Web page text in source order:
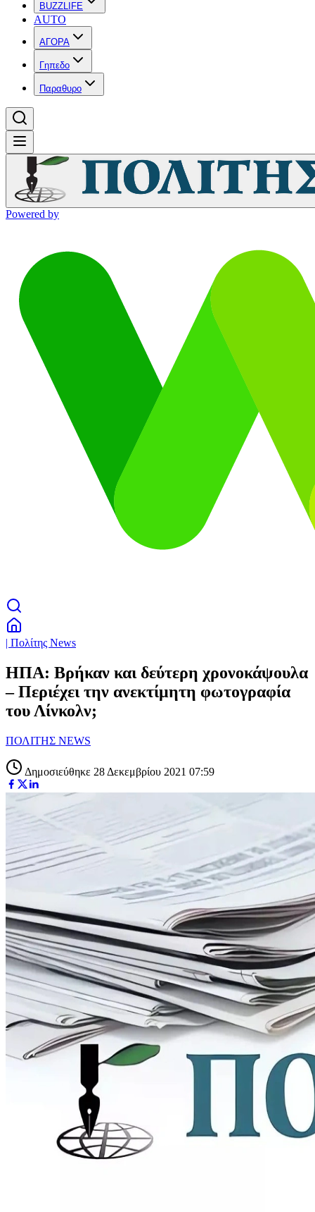
BUZZLIFE
AUTO
ΑΓΟΡΑ
Γηπεδο
Παραθυρο
Powered by
| Πολίτης News
ΗΠΑ: Βρήκαν και δεύτερη χρονοκάψουλα
– Περιέχει την ανεκτίμητη φωτογραφία
του Λίνκολν;
ΠΟΛΙΤΗΣ NEWS
Δημοσιεύθηκε 28 Δεκεμβρίου 2021 07:59